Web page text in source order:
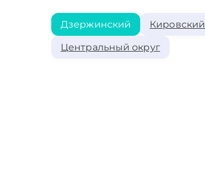
Дзержинский Кировский
Центральный округ